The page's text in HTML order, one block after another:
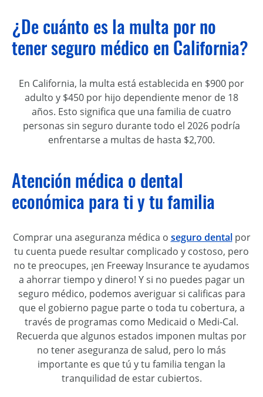
¿De cuánto es la multa por no
tener seguro médico en California?
En California, la multa está establecida en $900 por
adulto y $450 por hijo dependiente menor de 18
años. Esto significa que una familia de cuatro
personas sin seguro durante todo el 2026 podría
enfrentarse a multas de hasta $2,700.
Atención médica o dental
económica para ti y tu familia
Comprar una aseguranza médica o seguro dentalpor
tu cuenta puede resultar complicado y costoso, pero
no te preocupes, ¡en Freeway Insurance te ayudamos
a ahorrar tiempo y dinero! Y si no puedes pagar un
seguro médico, podemos averiguar si calificas para
que el gobierno pague parte o toda tu cobertura, a
través de programas como Medicaid o Medi-Cal.
Recuerda que algunos estados imponen multas por
no tener aseguranza de salud, pero lo más
importante es que tú y tu familia tengan la
tranquilidad de estar cubiertos.